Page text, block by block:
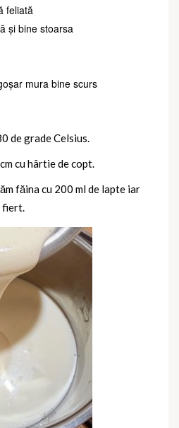
feliată
și bine stoarsa
mura bine scurs
de grade Celsius.
cu hârtie de copt.
făina cu 200 ml de lapte iar
fiert.